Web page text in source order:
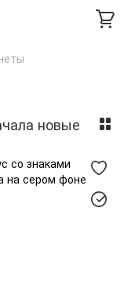
новые